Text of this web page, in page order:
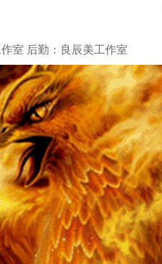
室 后勤：良辰美工作室